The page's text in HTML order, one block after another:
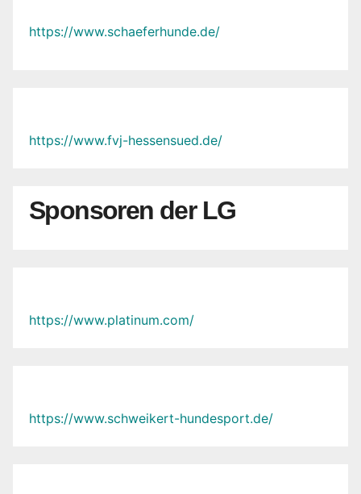
https://www.schaeferhunde.de/
https://www.fvj-hessensued.de/
Sponsoren der LG
https://www.platinum.com/
https://www.schweikert-hundesport.de/